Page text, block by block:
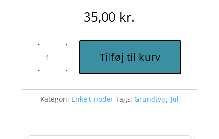
35,00 kr.
(B)
Tilføj til kurv
Kategori: Enkelt-noder Tags: Grundtvig, Jul